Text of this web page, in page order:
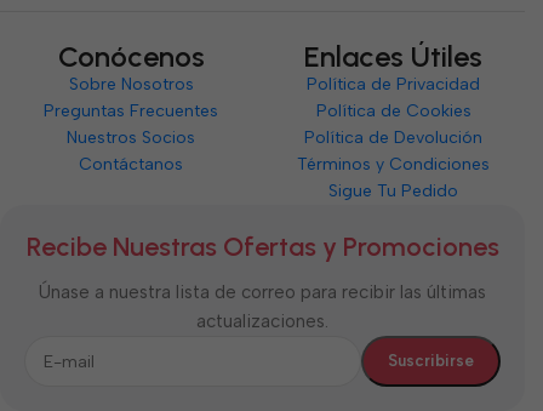
Conócenos
Sobre Nosotros
Preguntas Frecuentes
Nuestros Socios
Contáctanos
Enlaces Útiles
Política de Privacidad
Política de Cookies
Política de Devolución
Términos y Condiciones
Sigue Tu Pedido
Recibe Nuestras Ofertas y Promociones
Únase a nuestra lista de correo para recibir las últimas
actualizaciones.